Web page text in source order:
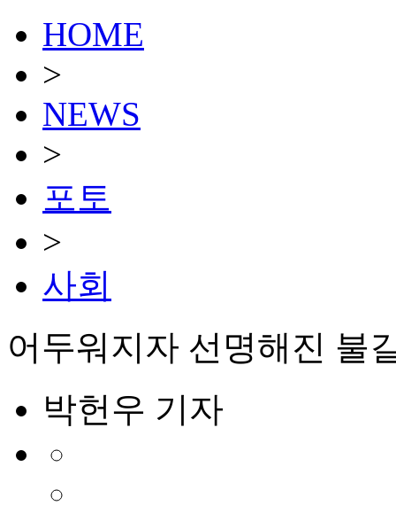
HOME
>
NEWS
>
포토
>
사회
어두워지자 선명해진 불
박헌우 기자